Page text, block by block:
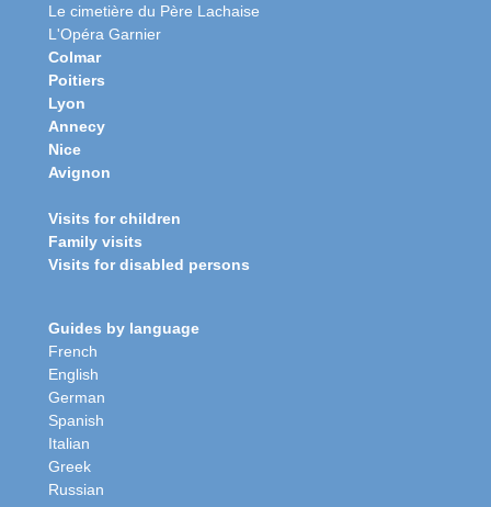
Le cimetière du Père Lachaise
L'Opéra Garnier
Colmar
Poitiers
Lyon
Annecy
Nice
Avignon
Visits for children
Family visits
Visits for disabled persons
Guides by language
French
English
German
Spanish
Italian
Greek
Russian